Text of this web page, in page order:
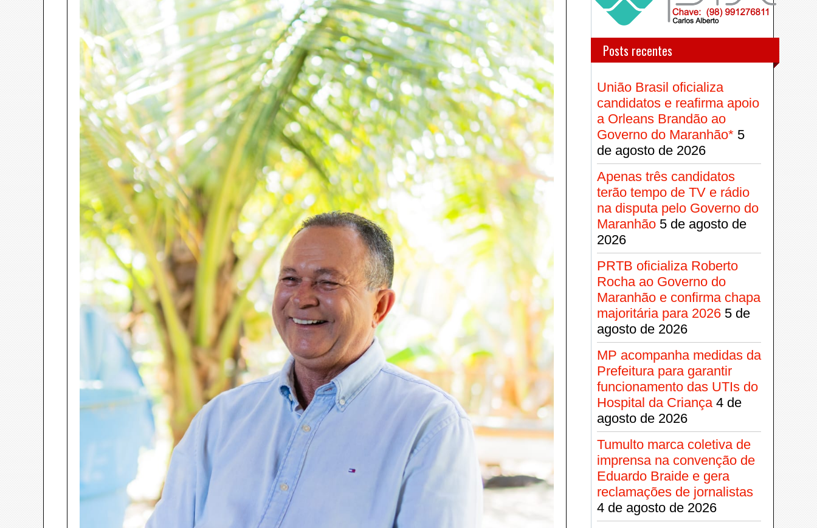
Posts recentes
União Brasil oficializa
candidatos e reafirma apoio
a Orleans Brandão ao
Governo do Maranhão* 5
de agosto de 2026
Apenas três candidatos
terão tempo de TV e rádio
na disputa pelo Governo do
Maranhão 5 de agosto de
2026
PRTB oficializa Roberto
Rocha ao Governo do
Maranhão e confirma chapa
majoritária para 2026 5 de
agosto de 2026
MP acompanha medidas da
Prefeitura para garantir
funcionamento das UTIs do
Hospital da Criança 4 de
agosto de 2026
Tumulto marca coletiva de
imprensa na convenção de
Eduardo Braide e gera
reclamações de jornalistas
4 de agosto de 2026